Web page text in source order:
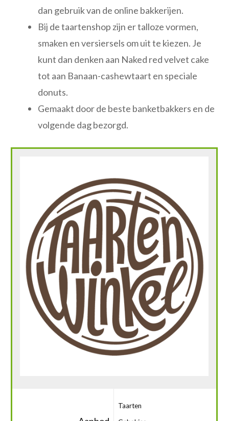
dan gebruik van de online bakkerijen.
Bij de taartenshop zijn er talloze vormen,
smaken en versiersels om uit te kiezen. Je
kunt dan denken aan Naked red velvet cake
tot aan Banaan-cashewtaart en speciale
donuts.
Gemaakt door de beste banketbakkers en de
volgende dag bezorgd.
Taarten